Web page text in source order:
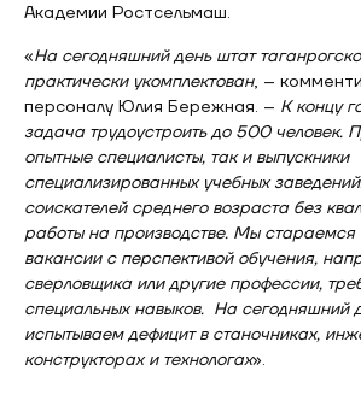
Академии Ростсельмаш.
«На сегодняшний день штат
практически укомплектован, –
персоналу Юлия Бережная. – К концу
задача трудоустроить до 500 человек.
опытные специалисты, так и выпускники
специализированных учебных
соискателей среднего возраста без
работы на производстве. Мы
вакансии с перспективой обучения,
сверловщика или другие профессии,
специальных навыков. На сегодняшний
испытываем дефицит в станочниках,
конструкторах и технологах».